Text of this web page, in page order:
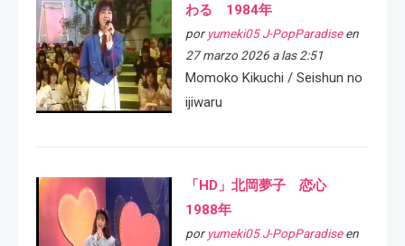
わる 1984年
por yumeki05 J-PopParadiseen
27 marzo 2026 a las 2:51
Momoko Kikuchi / Seishun no
ijiwaru
「HD」北岡夢子 恋心
1988年
por yumeki05 J-PopParadiseen